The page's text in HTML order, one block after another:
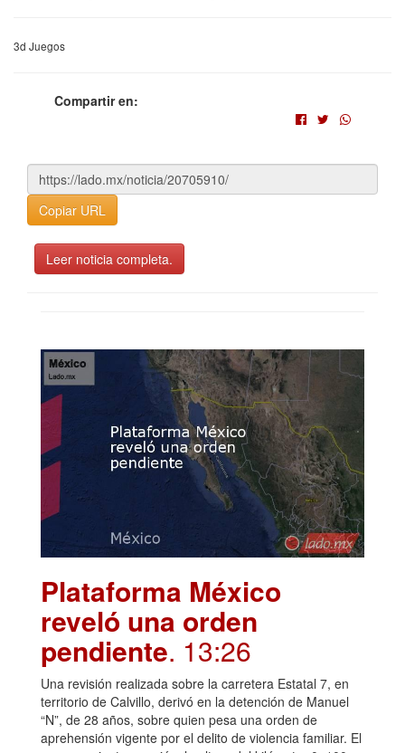
3d Juegos
Compartir en:
Copiar URL
Leer noticia completa.
Plataforma México
reveló una orden
pendiente. 13:26
Una revisión realizada sobre la carretera Estatal 7, en
territorio de Calvillo, derivó en la detención de Manuel
“N”, de 28 años, sobre quien pesa una orden de
aprehensión vigente por el delito de violencia familiar. El